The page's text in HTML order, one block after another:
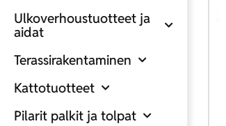
Ulkoverhoustuotteet ja
aidat
Terassirakentaminen
Kattotuotteet
Pilarit palkit ja tolpat